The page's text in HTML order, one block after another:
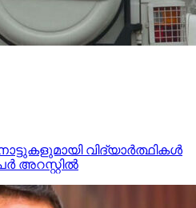
വിദ്യാര്‍ത്ഥികള്‍
അറസ്റ്റില്‍